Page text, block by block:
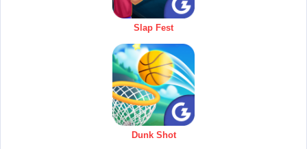
Slap Fest
Dunk Shot